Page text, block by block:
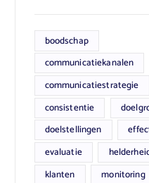
boodschap
communicatiekanalen
communicatiestrategie
consistentie
doelstellingen
evaluatie
klanten
monitoring